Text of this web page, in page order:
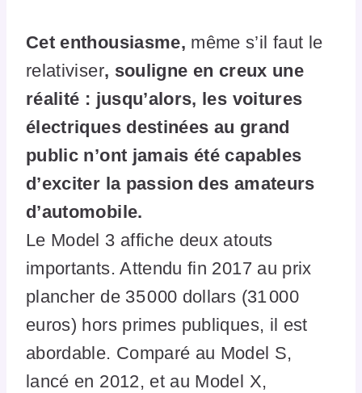
Cet enthousiasme, même s’il faut le
relativiser, souligne en creux une
réalité : jusqu’alors, les voitures
électriques destinées au grand
public n’ont jamais été capables
d’exciter la passion des amateurs
d’automobile.
Le Model 3 affiche deux atouts
importants. Attendu fin 2017 au prix
plancher de 35 000 dollars (31 000
euros) hors primes publiques, il est
abordable. Comparé au Model S,
lancé en 2012, et au Model X,